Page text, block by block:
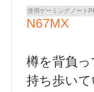
N67MX
樽を背負
持ち歩い